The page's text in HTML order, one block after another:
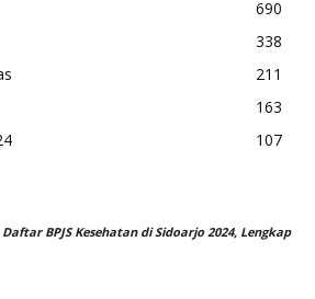
690
338
211
163
107
BPJS Kesehatan di Sidoarjo 2024, Lengkap